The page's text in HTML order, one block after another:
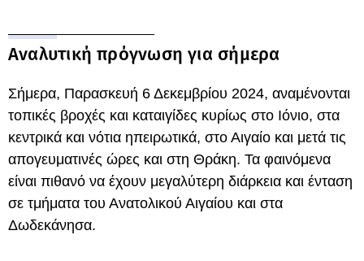
Αναλυτική πρόγνωση για σήμερα
Σήμερα, Παρασκευή 6 Δεκεμβρίου 2024, αναμένονται
τοπικές βροχές και καταιγίδες κυρίως στο Ιόνιο, στα
κεντρικά και νότια ηπειρωτικά, στο Αιγαίο και μετά τις
απογευματινές ώρες και στη Θράκη. Τα φαινόμενα
είναι πιθανό να έχουν μεγαλύτερη διάρκεια και ένταση
σε τμήματα του Ανατολικού Αιγαίου και στα
Δωδεκάνησα.